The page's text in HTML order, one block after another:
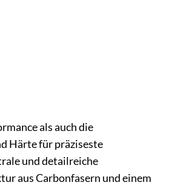
als auch die
Härte für präziseste
und detailreiche
aus Carbonfasern und einem